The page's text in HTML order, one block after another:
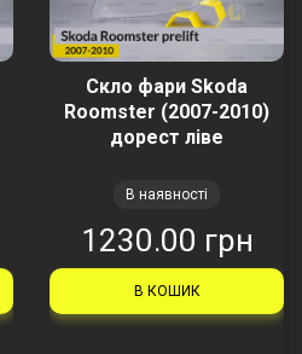
Скло фари Skoda
Roomster (2007-2010)
дорест ліве
В наявності
1230.00 грн
В КОШИК